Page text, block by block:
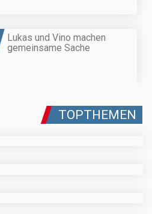
Lukas und Vino machen
gemeinsame Sache
TOPTHEMEN